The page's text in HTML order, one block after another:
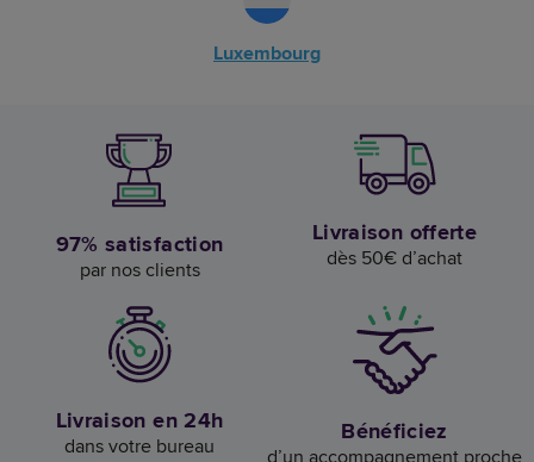
Luxembourg
97% satisfaction
par nos clients
Livraison offerte
dès 50€ d’achat
Livraison en 24h
dans votre bureau Bénéficiez
d’un accompagnement proche